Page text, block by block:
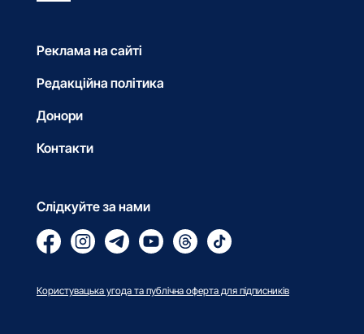
Реклама на сайті
Редакційна політика
Донори
Контакти
Слідкуйте за нами
Користувацька угода та публічна оферта для підписників